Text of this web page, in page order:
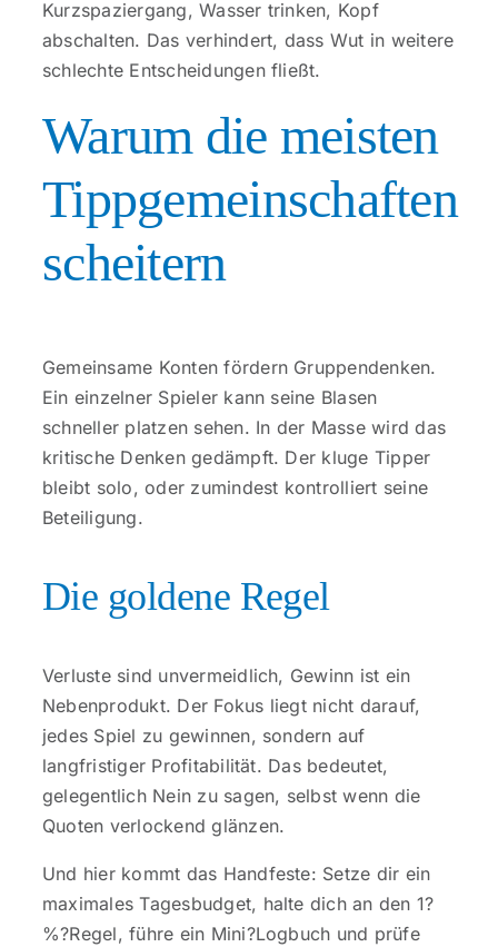
Kurzspaziergang, Wasser trinken, Kopf
abschalten. Das verhindert, dass Wut in weitere
schlechte Entscheidungen fließt.
Warum die meisten
Tippgemeinschaften
scheitern
Gemeinsame Konten fördern Gruppendenken.
Ein einzelner Spieler kann seine Blasen
schneller platzen sehen. In der Masse wird das
kritische Denken gedämpft. Der kluge Tipper
bleibt solo, oder zumindest kontrolliert seine
Beteiligung.
Die goldene Regel
Verluste sind unvermeidlich, Gewinn ist ein
Nebenprodukt. Der Fokus liegt nicht darauf,
jedes Spiel zu gewinnen, sondern auf
langfristiger Profitabilität. Das bedeutet,
gelegentlich Nein zu sagen, selbst wenn die
Quoten verlockend glänzen.
Und hier kommt das Handfeste: Setze dir ein
maximales Tagesbudget, halte dich an den 1?
%?Regel, führe ein Mini?Logbuch und prüfe